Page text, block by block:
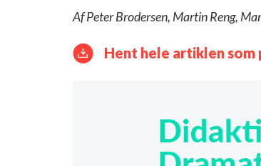
Af Peter Brodersen, Martin Reng,
Hent hele artiklen som